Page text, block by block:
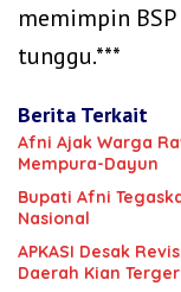
memimpin
tunggu.***
Berita Terkait
Afni Ajak Warga
Mempura-Dayun
Bupati Afni
Nasional
APKASI Desak
Daerah Kian